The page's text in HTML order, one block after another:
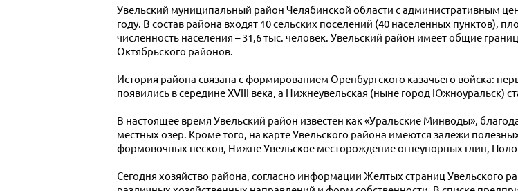
Увельский муниципальный район Челябинской области с административным
году. В состав района входят 10 сельских поселений (40 населенных пунктов),
численность населения – 31,6 тыс. человек. Увельский район имеет общие
Октябрьского районов.
История района связана с формированием Оренбургского казачьего войска:
появились в середине XVIII века, а Нижнеувельская (ныне город Южноуральск)
В настоящее время Увельский район известен как «Уральские Минводы»,
местных озер. Кроме того, на карте Увельского района имеются залежи
формовочных песков, Нижне-Увельское месторождение огнеупорных глин,
Сегодня хозяйство района, согласно информации Желтых страниц Увельского